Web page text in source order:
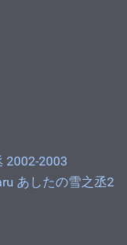
2002-2003
あしたの雪之丞2